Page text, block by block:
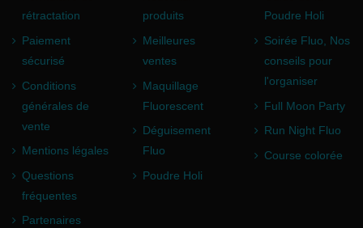
rétractation
Paiement
sécurisé
Conditions
générales de
vente
Mentions légales
Questions
fréquentes
Partenaires
produits
Meilleures
ventes
Maquillage
Fluorescent
Déguisement
Fluo
Poudre Holi
Poudre Holi
Soirée Fluo, Nos
conseils pour
l'organiser
Full Moon Party
Run Night Fluo
Course colorée